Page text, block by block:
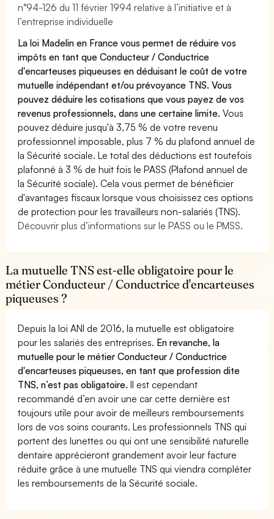
n°94-126 du 11 février 1994 relative à l’initiative et à
l’entreprise individuelle
La loi Madelin en France vous permet de réduire vos
impôts en tant que Conducteur / Conductrice
d'encarteuses piqueuses en déduisant le coût de votre
mutuelle indépendant et/ou prévoyance TNS. Vous
pouvez déduire les cotisations que vous payez de vos
revenus professionnels, dans une certaine limite.Vous
pouvez déduire jusqu'à 3,75 % de votre revenu
professionnel imposable, plus 7 % du plafond annuel de
la Sécurité sociale. Le total des déductions est toutefois
plafonné à 3 % de huit fois le PASS (Plafond annuel de
la Sécurité sociale). Cela vous permet de bénéficier
d'avantages fiscaux lorsque vous choisissez ces options
de protection pour les travailleurs non-salariés (TNS).
Découvrir plus d’informations sur le PASS ou le PMSS.
La mutuelle TNS est-elle obligatoire pour le
métier Conducteur / Conductrice d'encarteuses
piqueuses ?
Depuis la loi ANI de 2016, la mutuelle est obligatoire
pour les salariés des entreprises. En revanche, la
mutuelle pour le métier Conducteur / Conductrice
d'encarteuses piqueuses, en tant que profession dite
TNS, n’est pas obligatoire.Il est cependant
recommandé d’en avoir une car cette dernière est
toujours utile pour avoir de meilleurs remboursements
lors de vos soins courants. Les professionnels TNS qui
portent des lunettes ou qui ont une sensibilité naturelle
dentaire apprécieront grandement avoir leur facture
réduite grâce à une mutuelle TNS qui viendra compléter
les remboursements de la Sécurité sociale.